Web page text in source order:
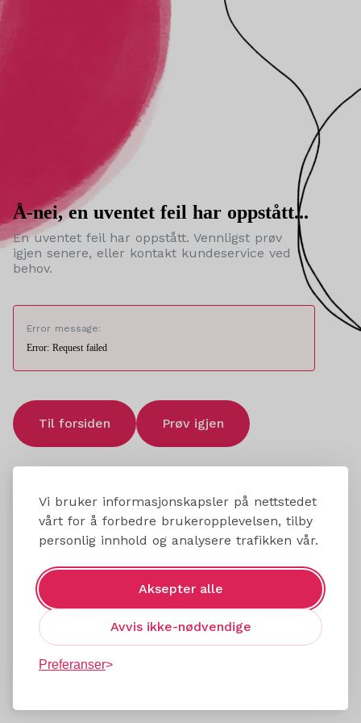
Vi bruker informasjonskapsler på nettstedet
vårt for å forbedre brukeropplevelsen, tilby
personlig innhold og analysere trafikken vår.
Aksepter alle
Avvis ikke-nødvendige
Preferanser
Å-nei, en uventet feil har oppstått...
En uventet feil har oppstått. Vennligst prøv
igjen senere, eller kontakt kundeservice ved
behov.
Error message:
Error: Request failed
Til forsiden Prøv igjen